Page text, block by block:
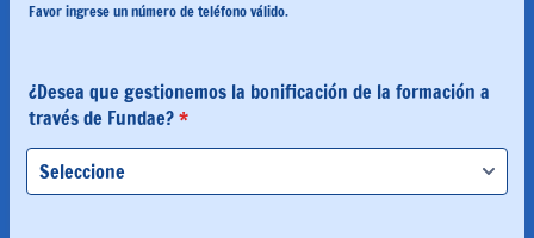
Favor ingrese un número de teléfono válido.
¿Desea que gestionemos la bonificación de la formación a
través de Fundae?*